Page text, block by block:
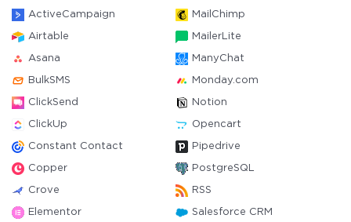
ActiveCampaign MailChimp
Airtable MailerLite
Asana ManyChat
BulkSMS Monday.com
ClickSend Notion
ClickUp Opencart
Constant Contact Pipedrive
Copper PostgreSQL
Crove RSS
Elementor Salesforce CRM